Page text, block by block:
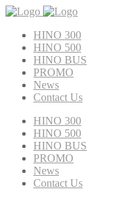
HINO 300
HINO 500
HINO BUS
PROMO
News
Contact Us
HINO 300
HINO 500
HINO BUS
PROMO
News
Contact Us